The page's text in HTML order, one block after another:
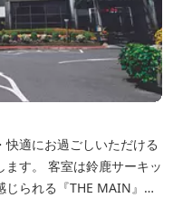
適にお過ごしいただける
す。 客室は鈴鹿サーキッ
じられる『THE MAIN』を